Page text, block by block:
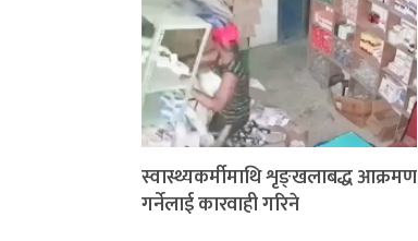
स्वास्थ्यकर्मीमाथि शृङ्खलाबद्ध आक्रमण
गर्नेलाई कारवाही गरिने